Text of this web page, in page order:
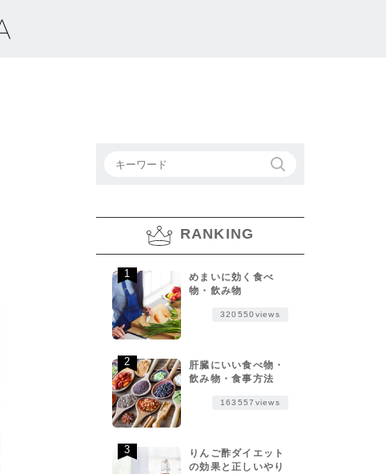
RANKING
めまいに効く食べ
物・飲み物
320550views
肝臓にいい食べ物・
飲み物・食事方法
163557views
りんご酢ダイエット
の効果と正しいやり